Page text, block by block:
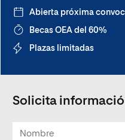
Abierta próxima
Becas OEA del 60%
Plazas limitadas
Solicita